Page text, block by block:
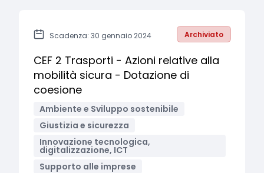
Scadenza: 30 gennaio 2024 Archiviato
CEF 2 Trasporti - Azioni relative alla
mobilità sicura - Dotazione di
coesione
Ambiente e Sviluppo sostenibile
Giustizia e sicurezza
Innovazione tecnologica,
digitalizzazione, ICT
Supporto alle imprese